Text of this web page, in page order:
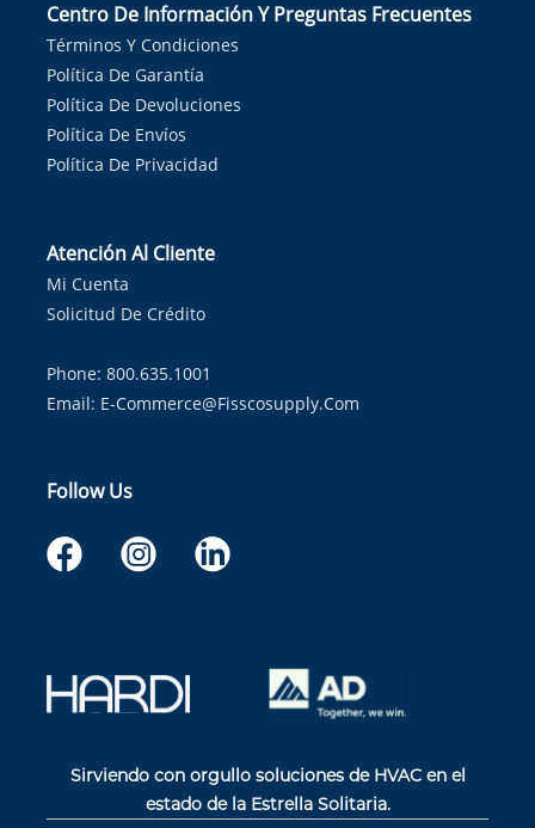
Centro De Información Y Preguntas Frecuentes
Términos Y Condiciones
Política De Garantía
Política De Devoluciones
Política De Envíos
Política De Privacidad
Atención Al Cliente
Mi Cuenta
Solicitud De Crédito
Phone: 800.635.1001
Email: E-Commerce@fisscosupply.com
Follow Us
Sirviendo con orgullo soluciones de HVAC en el
estado de la Estrella Solitaria.